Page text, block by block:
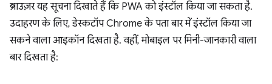
ब्राउज़र यह सूचना दिखाते हैं कि PWA को इंस्टॉल किया जा सकता है.
उदाहरण के लिए, डेस्कटॉप Chrome के पता बार में इंस्टॉल किया जा
सकने वाला आइकॉन दिखता है. वहीं, मोबाइल पर मिनी-जानकारी वाला
बार दिखता है: